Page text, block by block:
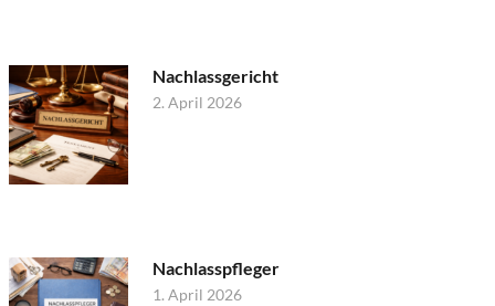
Nachlassgericht
2. April 2026
Nachlasspfleger
1. April 2026